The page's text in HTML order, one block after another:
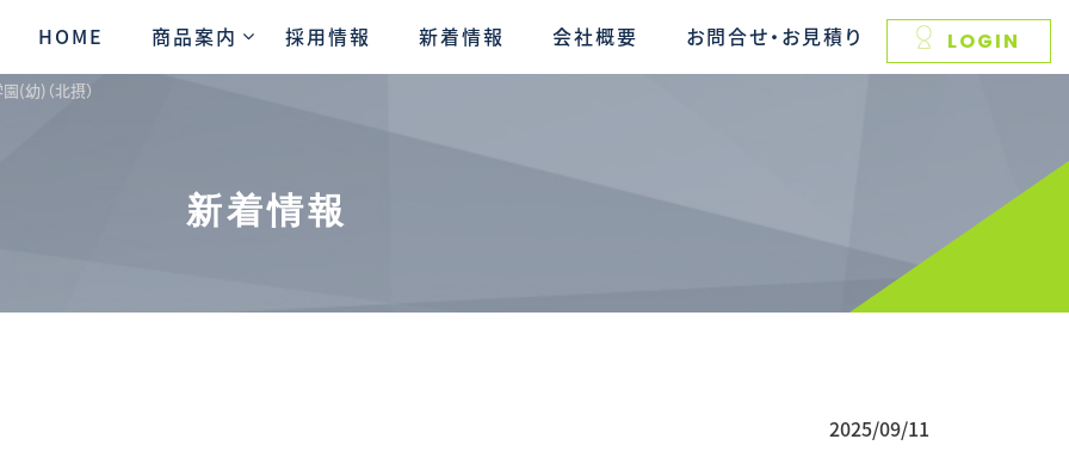
HOME 商品案内 採用情報 新着情報 会社概要 お問合せ・お見積り LOGIN
(幼)（北摂）
新着情報
2025/09/11